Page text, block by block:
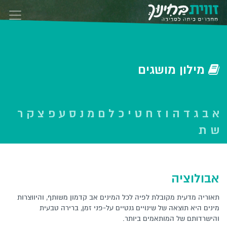
Skip to content
‫‫מילון‬ מושגים‬
א ב ג ד ה ו ז ח ט י כ ל ם מ נ ס ע פ צ ק ר
ש ת
אבולוציה
תאוריה מדעית מקובלת לפיה לכל המינים אב קדמון משותף, והיווצרות
מינים היא תוצאה של שינויים גנטיים על-פני זמן, ברירה טבעית
והישרדותם של המותאמים ביותר.